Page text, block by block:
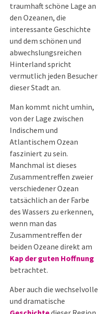
traumhaft schöne Lage an
den Ozeanen, die
interessante Geschichte
und dem schönen und
abwechslungsreichen
Hinterland spricht
vermutlich jeden Besucher
dieser Stadt an.
Man kommt nicht umhin,
von der Lage zwischen
Indischem und
Atlantischem Ozean
fasziniert zu sein.
Manchmal ist dieses
Zusammentreffen zweier
verschiedener Ozean
tatsächlich an der Farbe
des Wassers zu erkennen,
wenn man das
Zusammentreffen der
beiden Ozeane direkt am
Kap der guten Hoffnung
betrachtet.
Aber auch die wechselvolle
und dramatische